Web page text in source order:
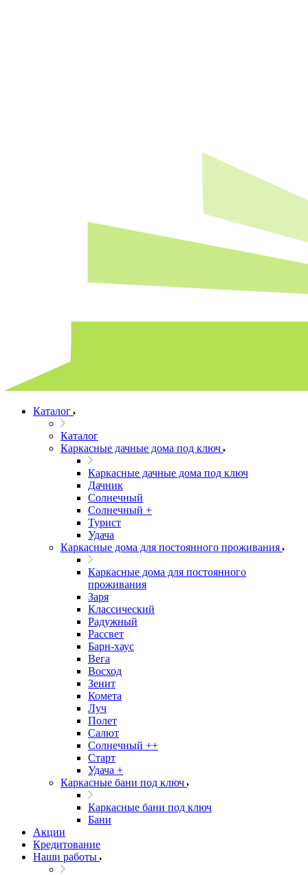
Каталог
Каталог
Каркасные дачные дома под ключ
Каркасные дачные дома под ключ
Дачник
Солнечный
Солнечный +
Турист
Удача
Каркасные дома для постоянного проживания
Каркасные дома для постоянного
проживания
Заря
Классический
Радужный
Рассвет
Барн-хаус
Вега
Восход
Зенит
Комета
Луч
Полет
Салют
Солнечный ++
Старт
Удача +
Каркасные бани под ключ
Каркасные бани под ключ
Бани
Акции
Кредитование
Наши работы